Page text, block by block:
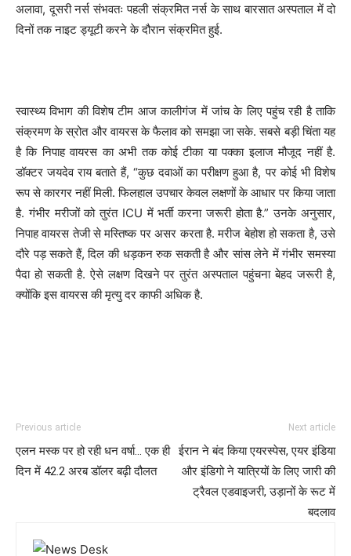
अलावा, दूसरी नर्स संभवतः पहली संक्रमित नर्स के साथ बारसात अस्पताल में दो
दिनों तक नाइट ड्यूटी करने के दौरान संक्रमित हुई.
स्वास्थ्य विभाग की विशेष टीम आज कालीगंज में जांच के लिए पहुंच रही है ताकि
संक्रमण के स्रोत और वायरस के फैलाव को समझा जा सके. सबसे बड़ी चिंता यह
है कि निपाह वायरस का अभी तक कोई टीका या पक्का इलाज मौजूद नहीं है.
डॉक्टर जयदेव राय बताते हैं, “कुछ दवाओं का परीक्षण हुआ है, पर कोई भी विशेष
रूप से कारगर नहीं मिली. फिलहाल उपचार केवल लक्षणों के आधार पर किया जाता
है. गंभीर मरीजों को तुरंत ICU में भर्ती करना जरूरी होता है.” उनके अनुसार,
निपाह वायरस तेजी से मस्तिष्क पर असर करता है. मरीज बेहोश हो सकता है, उसे
दौरे पड़ सकते हैं, दिल की धड़कन रुक सकती है और सांस लेने में गंभीर समस्या
पैदा हो सकती है. ऐसे लक्षण दिखने पर तुरंत अस्पताल पहुंचना बेहद जरूरी है,
क्योंकि इस वायरस की मृत्यु दर काफी अधिक है.
Previous article
एलन मस्क पर हो रही धन वर्षा… एक ही
दिन में 42.2 अरब डॉलर बढ़ी दौलत
Next article
ईरान ने बंद किया एयरस्पेस, एयर इंडिया
और इंडिगो ने यात्रियों के लिए जारी की
ट्रैवल एडवाइजरी, उड़ानों के रूट में
बदलाव